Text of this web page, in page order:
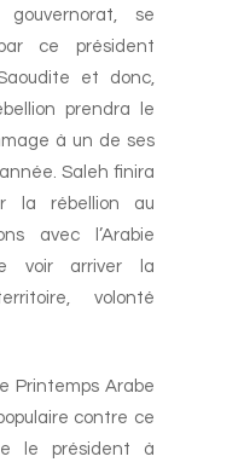
gouvernorat, se
ce président
et donc,
prendra le
à un de ses
Saleh finira
la rébellion au
avec l’Arabie
voir arriver la
volonté
Printemps Arabe
contre ce
le président à